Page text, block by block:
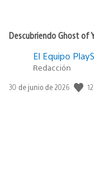
Descubriendo Ghost of
El Equipo
Redacción
Fecha
30 de junio de 2026 12